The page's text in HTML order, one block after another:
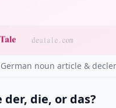
noun article &
der, die, or das?